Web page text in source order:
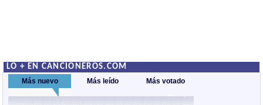
LO + EN CANCIONEROS.COM
Más nuevo Más leído Más votado